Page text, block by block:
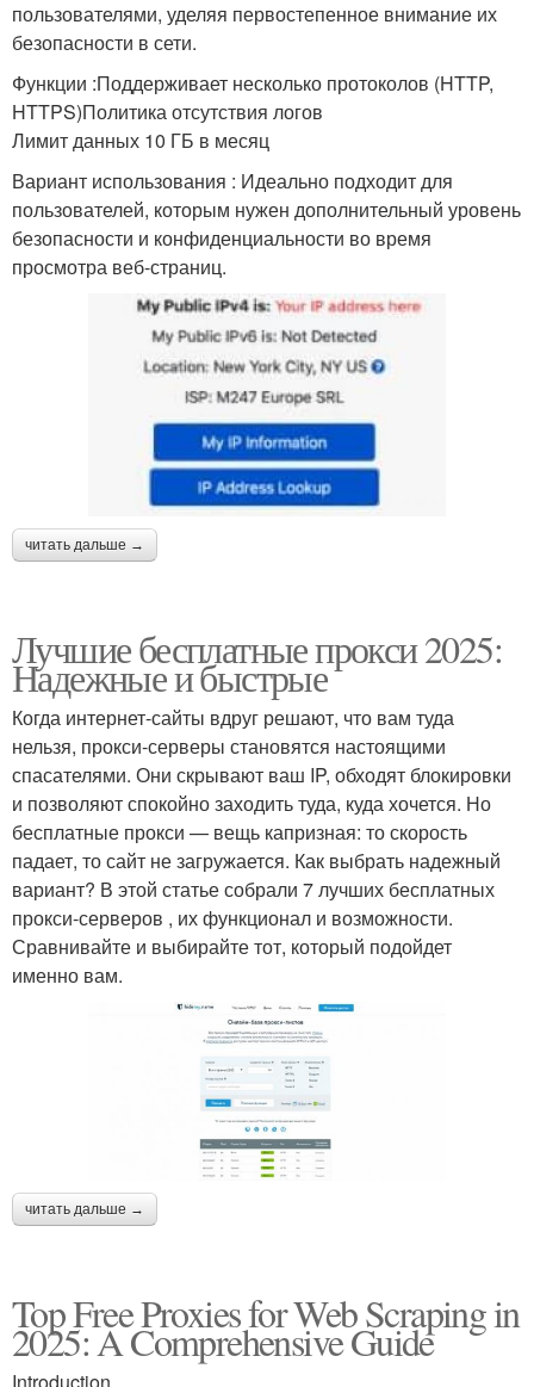
пользователями, уделяя первостепенное внимание их
безопасности в сети.
Функции :Поддерживает несколько протоколов (HTTP,
HTTPS)Политика отсутствия логов
Лимит данных 10 ГБ в месяц
Вариант использования : Идеально подходит для
пользователей, которым нужен дополнительный уровень
безопасности и конфиденциальности во время
просмотра веб-страниц.
читать дальше →
Лучшие бесплатные прокси 2025:
Надежные и быстрые
Когда интернет-сайты вдруг решают, что вам туда
нельзя, прокси-серверы становятся настоящими
спасателями. Они скрывают ваш IP, обходят блокировки
и позволяют спокойно заходить туда, куда хочется. Но
бесплатные прокси — вещь капризная: то скорость
падает, то сайт не загружается. Как выбрать надежный
вариант? В этой статье собрали 7 лучших бесплатных
прокси-серверов , их функционал и возможности.
Сравнивайте и выбирайте тот, который подойдет
именно вам.
читать дальше →
Top Free Proxies for Web Scraping in
2025: A Comprehensive Guide